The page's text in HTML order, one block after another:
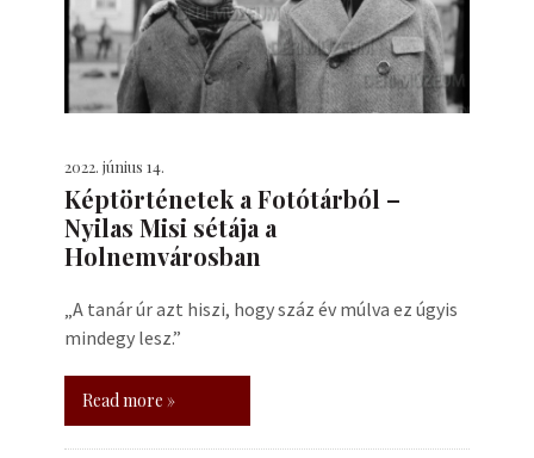
2022. június 14.
Képtörténetek a Fotótárból –
Nyilas Misi sétája a
Holnemvárosban
„A tanár úr azt hiszi, hogy száz év múlva ez úgyis
mindegy lesz.”
Read more »